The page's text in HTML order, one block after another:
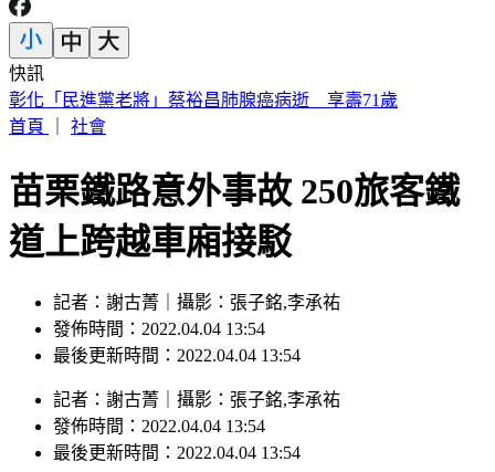
快訊
獨家／三重忠孝碼頭火燒船！舢舨船陷火海險波及遊艇
首頁
社會
苗栗鐵路意外事故 250旅客鐵
道上跨越車廂接駁
記者：謝古菁｜攝影：張子銘,李承祐
發佈時間：2022.04.04 13:54
最後更新時間：2022.04.04 13:54
記者 ： 謝古菁 攝影 ： 張子銘,李承祐
發佈時間： 2022.04.04 13:54
最後更新時間： 2022.04.04 13:54